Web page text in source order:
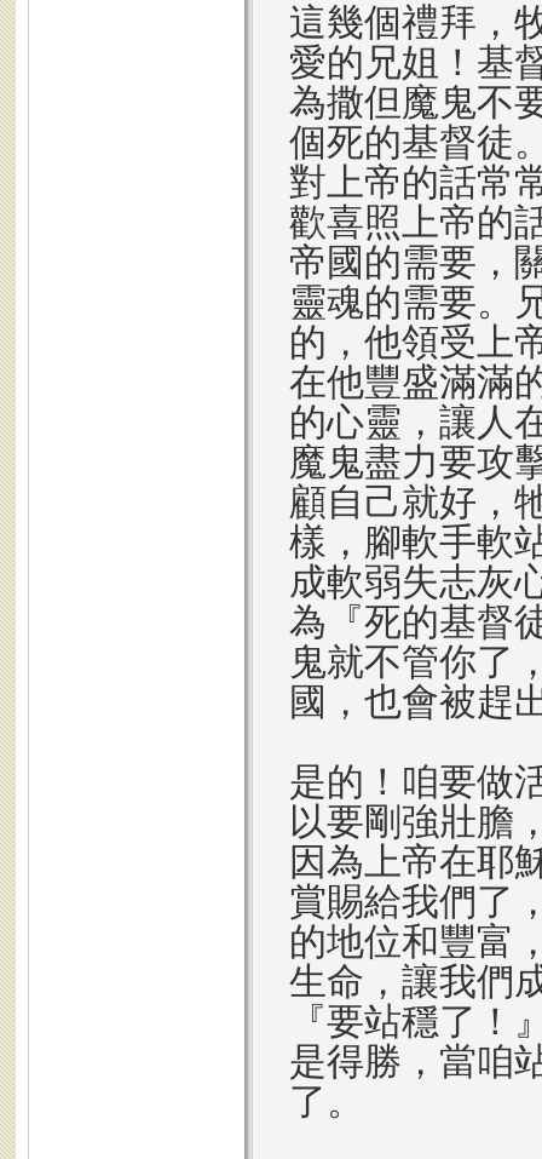
這幾個禮拜，
愛的兄姐！基
為撒但魔鬼不
個死的基督徒
對上帝的話常
歡喜照上帝的
帝國的需要，
靈魂的需要。
的，他領受上
在他豐盛滿滿
的心靈，讓人
魔鬼盡力要攻
顧自己就好，
樣，腳軟手軟
成軟弱失志灰
為『死的基督
鬼就不管你了
國，也會被趕
是的！咱要做
以要剛強壯膽
因為上帝在耶
賞賜給我們了
的地位和豐富
生命，讓我們
『要站穩了！
是得勝，當咱
了。